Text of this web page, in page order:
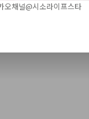
오채널@시소라이프스타